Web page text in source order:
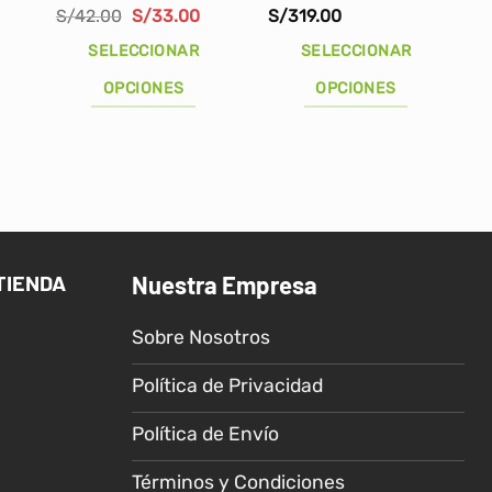
S/42.00 El
precio
original
S/42.00.
S/33.00El
actual
SELECCIONAR
OPCIONES
variantes.
opciones
S/319.00
SELECCIONAR
OPCIONES
variantes.
opciones
pueden
elegir
en
la
de
Nuestra Empresa
Sobre Nosotros
Política de Privacidad
Política de Envío
Términos y Condiciones